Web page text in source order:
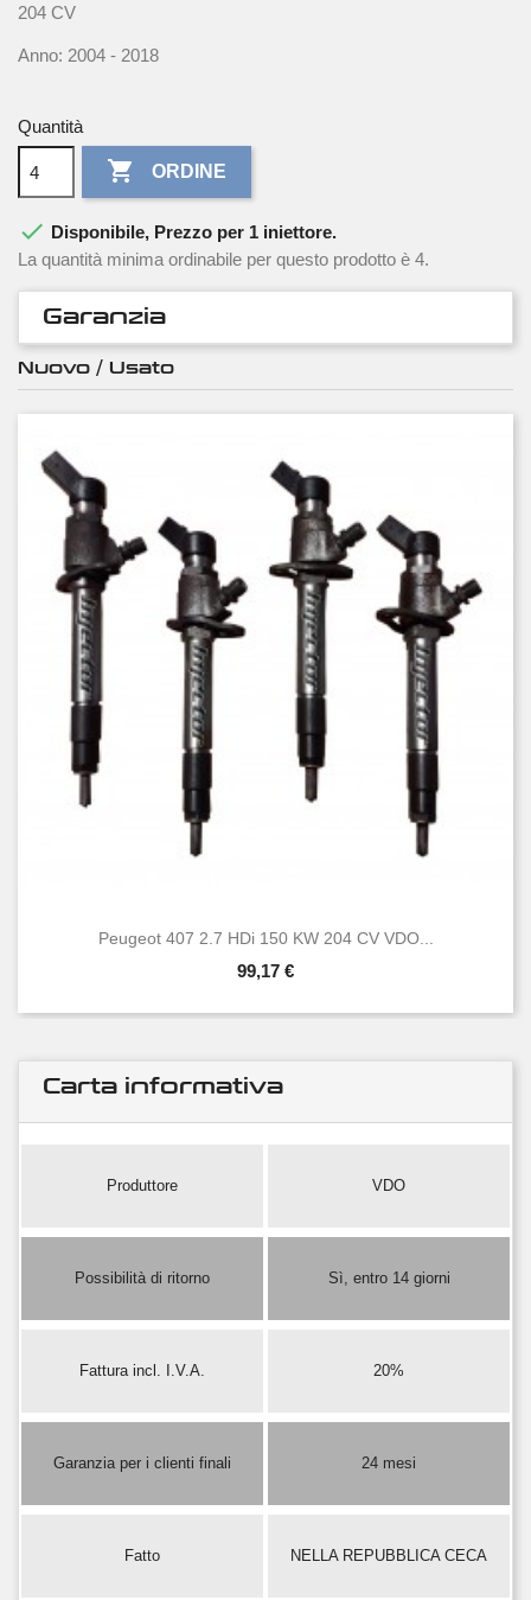
204 CV
Anno: 2004 - 2018
Quantità
 ORDINE
 Disponibile, Prezzo per 1 iniettore.
La quantità minima ordinabile per questo prodotto è 4.
Garanzia
Nuovo / Usato
Peugeot 407 2.7 HDi 150 KW 204 CV VDO...
99,17 €
Carta informativa
Produttore VDO
Possibilità di ritorno Sì, entro 14 giorni
Fattura incl. I.V.A. 20%
Garanzia per i clienti finali 24 mesi
Fatto NELLA REPUBBLICA CECA